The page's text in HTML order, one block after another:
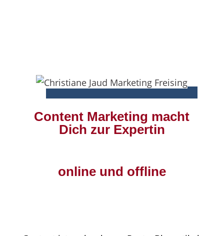
Content Marketing macht
Dich zur Expertin
online und offline